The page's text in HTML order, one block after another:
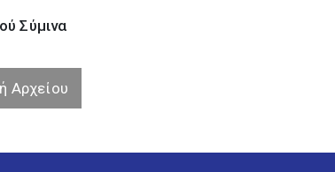
Σύµινα
Αρχείου